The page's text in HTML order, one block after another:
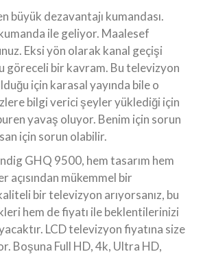
büyük dezavantajı kumandası.
ile geliyor. Maalesef
Eksi yön olarak kanal geçişi
göreceli bir kavram. Bu televizyon
için karasal yayında bile o
bilgi verici şeyler yüklediği için
yavaş oluyor. Benim için sorun
için sorun olabilir.
GHQ 9500, hem tasarım hem
açısından mükemmel bir
bir televizyon arıyorsanız, bu
hem de fiyatı ile beklentilerinizi
LCD televizyon fiyatına size
Boşuna Full HD, 4k, Ultra HD,